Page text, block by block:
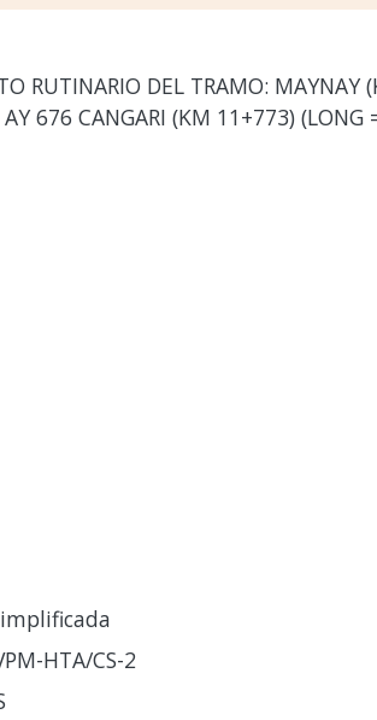
RUTINARIO DEL TRAMO: MAYNAY
AY 676 CANGARI (KM 11+773)
HTA/CS-2